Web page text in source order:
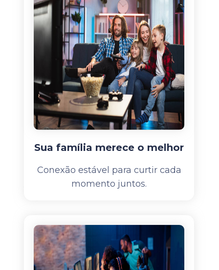
Sua família merece o melhor
Conexão estável para curtir cada
momento juntos.